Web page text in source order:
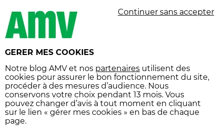
Cette mesure affecte
les véhicules classés
Crit’Air 3 et 4, qui
représentent une part
significative des deux
roues en circulation.
Les contrevenants
s’exposent à une
amende forfaitaire de
68 €, pouvant aller
GERER MES COOKIES
Notre blog AMV et nos partenaires utilisent des
cookies pour assurer le bon fonctionnement du site,
procéder à des mesures d’audience. Nous
conservons votre choix pendant 13 mois. Vous
pouvez changer d’avis à tout moment en cliquant
sur le lien « gérer mes cookies » en bas de chaque
page.
Continuer sans accepter